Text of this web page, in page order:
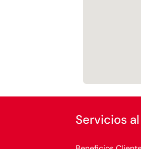
Servicios